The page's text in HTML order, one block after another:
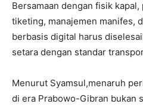
Bersamaan dengan fisik
tiketing, manajemen manifes,
berbasis digital harus
setara dengan standar
Menurut Syamsul,menaruh
di era Prabowo-Gibran bukan